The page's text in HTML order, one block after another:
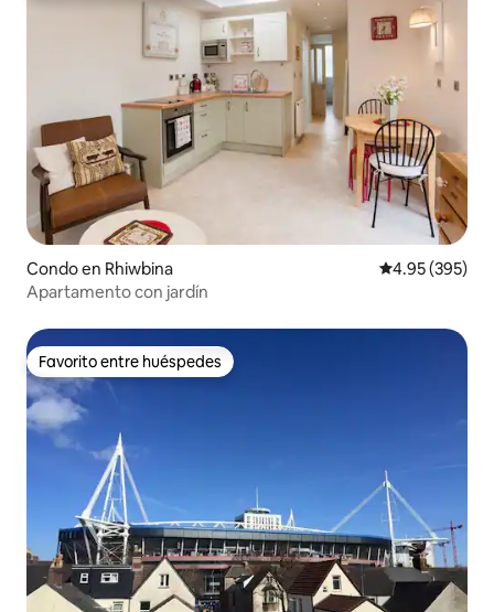
Condo en Rhiwbina Calificación
4.95 (395)
Apartamento con jardín
Favorito entre huéspedes
Favorito entre huéspedes